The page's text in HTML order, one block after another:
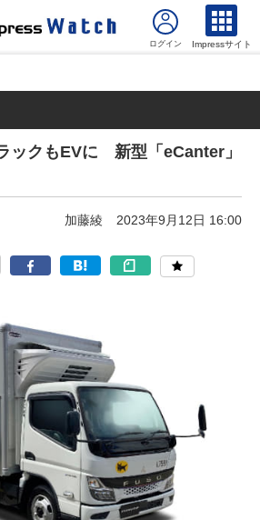
Impressサイト
ックもEVに 新型「eCanter」
加藤綾 2023年9月12日 16:00